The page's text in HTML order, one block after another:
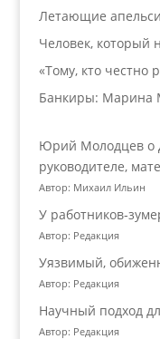
Летающие
Человек, который
«Тому, кто честно
Банкиры: Марина
Юрий Молодцев о
руководителе,
Автор: Михаил Ильин
У
Автор: Редакция
Уязвимый,
Автор: Редакция
Научный подход
Автор: Редакция